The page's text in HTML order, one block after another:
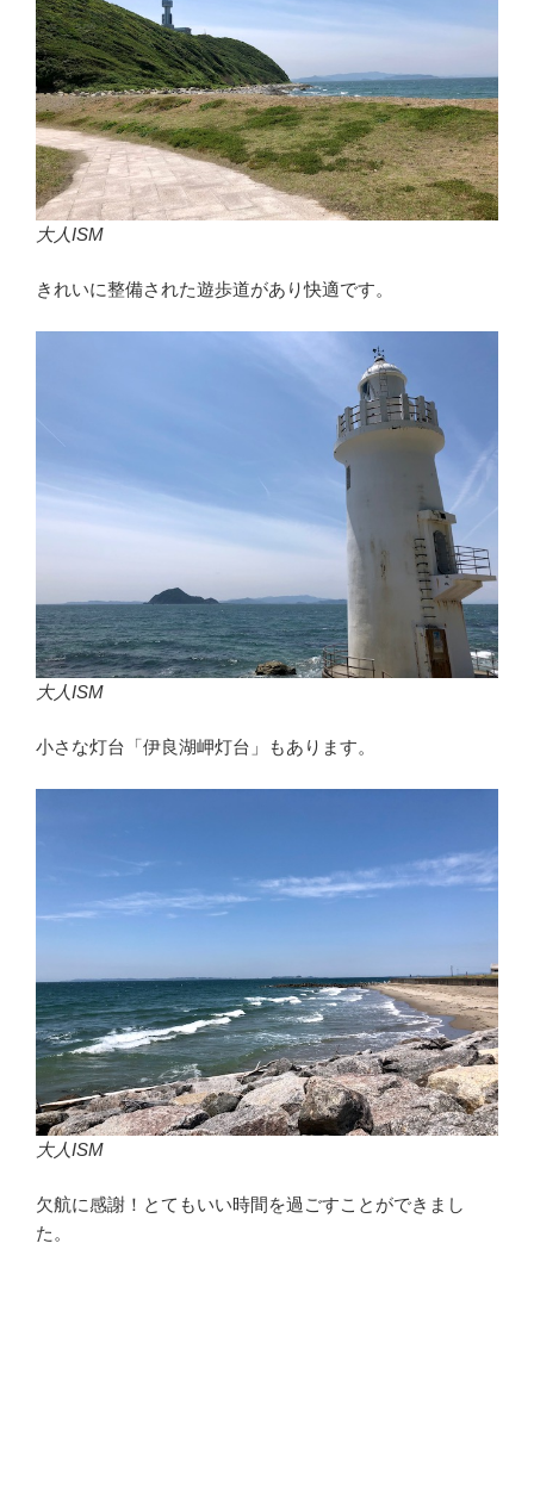
大人ISM
きれいに整備された遊歩道があり快適です。
大人ISM
小さな灯台「伊良湖岬灯台」もあります。
大人ISM
欠航に感謝！とてもいい時間を過ごすことができまし
た。